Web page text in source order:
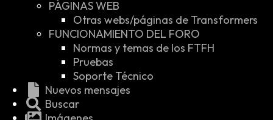
PÁGINAS WEB
Otras webs/páginas de Transformers
FUNCIONAMIENTO DEL FORO
Normas y temas de los FTFH
Pruebas
Soporte Técnico
Nuevos mensajes
Buscar